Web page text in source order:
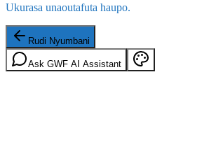
Ukurasa unaoutafuta haupo.
Rudi Nyumbani
Ask GWF AI Assistant